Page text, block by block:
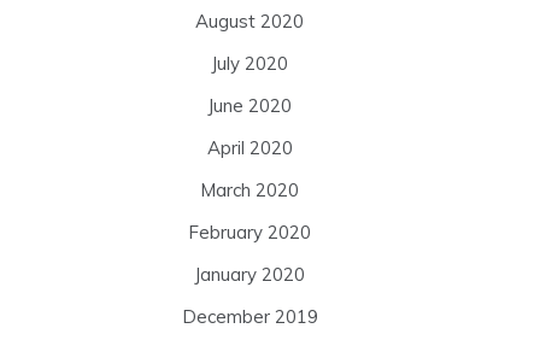
August 2020
July 2020
June 2020
April 2020
March 2020
February 2020
January 2020
December 2019